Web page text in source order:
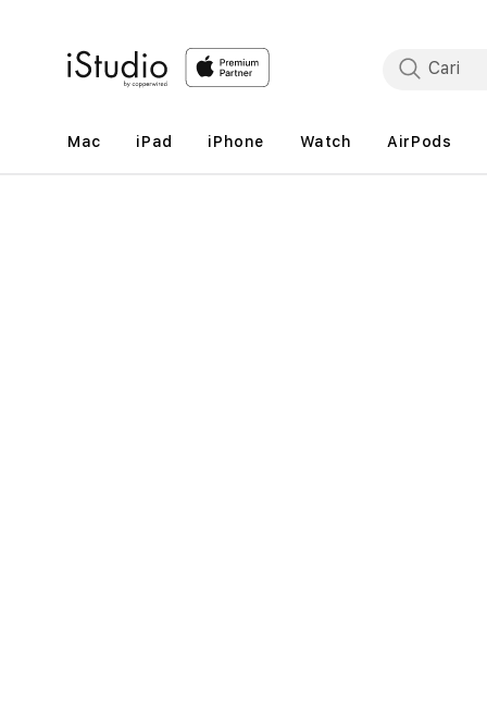
Mac iPad iPhone Watch AirPods